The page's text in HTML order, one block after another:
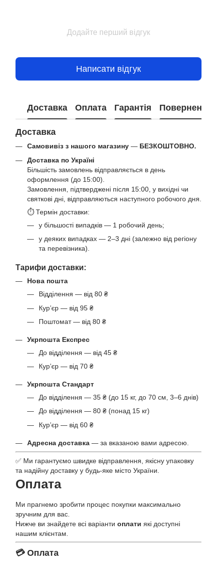
Додайте перший відгук
Написати відгук
Доставка Оплата Гарантія Повернення
Доставка
Самовивіз з нашого магазину — БЕЗКОШТОВНО.
Доставка по Україні
Більшість замовлень відправляється в день
оформлення (до 15:00).
Замовлення, підтверджені після 15:00, у вихідні чи
святкові дні, відправляються наступного робочого дня.
⏱ Термін доставки:
у більшості випадків — 1 робочий день;
у деяких випадках — 2–3 дні (залежно від регіону
та перевізника).
Тарифи доставки:
Нова пошта
Відділення — від 80 ₴
Кур’єр — від 95 ₴
Поштомат — від 80 ₴
Укрпошта Експрес
До відділення — від 45 ₴
Кур’єр — від 70 ₴
Укрпошта Стандарт
До відділення — 35 ₴ (до 15 кг, до 70 см, 3–6 днів)
До відділення — 80 ₴ (понад 15 кг)
Кур’єр — від 60 ₴
Адресна доставка — за вказаною вами адресою.
✅ Ми гарантуємо швидке відправлення, якісну упаковку
та надійну доставку у будь-яке місто України.
Оплата
Ми прагнемо зробити процес покупки максимально
зручним для вас.
Нижче ви знайдете всі варіанти оплати які доступні
нашим клієнтам.
💳 Оплата